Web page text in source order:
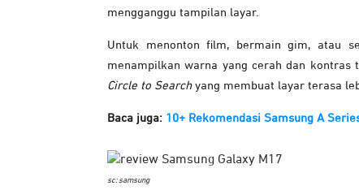
mengganggu tampilan layar.
Untuk menonton film, bermain gim, atau
menampilkan warna yang cerah dan kontras
Circle to Searchyang membuat layar terasa
Baca juga: 10+ Rekomendasi Samsung A
sc: samsung